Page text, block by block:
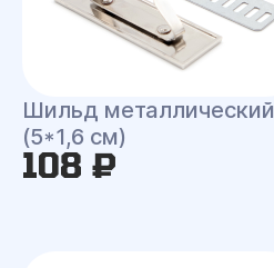
Шильд металлический
(5*1,6 см)
108 ₽